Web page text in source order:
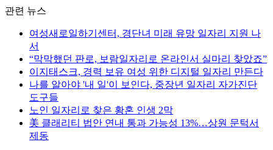
관련 뉴스
여성새로일하기센터, 경단녀 미래 유망 일자리 지원 나
서
“막막했던 판로, 보람일자리로 온라인서 실마리 찾았죠”
이지태스크, 경력 보유 여성 위한 디지털 일자리 만든다
나를 알아야 '내 일'이 보인다, 중장년 일자리 자가진단
도구들
노인 일자리로 찾은 황혼 인생 2막
美 클래리티 법안 연내 통과 가능성 13%…상원 문턱서
제동